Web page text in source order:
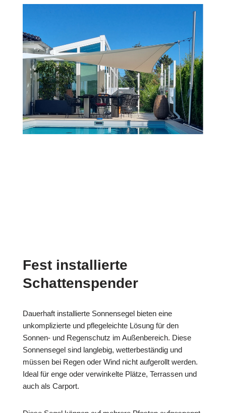
Fest installierte
Schattenspender
Dauerhaft installierte Sonnensegel bieten eine
unkomplizierte und pflegeleichte Lösung für den
Sonnen- und Regenschutz im Außenbereich. Diese
Sonnensegel sind langlebig, wetterbeständig und
müssen bei Regen oder Wind nicht aufgerollt werden.
Ideal für enge oder verwinkelte Plätze, Terrassen und
auch als Carport.